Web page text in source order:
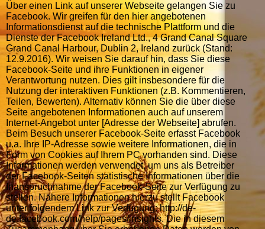
Über einen Link auf unserer Webseite gelangen Sie zu
Facebook. Wir greifen für den hier angebotenen
Informationsdienst auf die technische Plattform und die
Dienste der Facebook Ireland Ltd., 4 Grand Canal Square
Grand Canal Harbour, Dublin 2, Ireland zurück (Stand:
12.9.2016). Wir weisen Sie darauf hin, dass Sie diese
Facebook-Seite und ihre Funktionen in eigener
Verantwortung nutzen. Dies gilt insbesondere für die
Nutzung der interaktiven Funktionen (z.B. Kommentieren,
Teilen, Bewerten). Alternativ können Sie die über diese
Seite angebotenen Informationen auch auf unserem
Internet-Angebot unter [Adresse der Webseite] abrufen.
Beim Besuch unserer Facebook-Seite erfasst Facebook
u.a. Ihre IP-Adresse sowie weitere Informationen, die in
Form von Cookies auf Ihrem PC vorhanden sind. Diese
Informationen werden verwendet, um uns als Betreiber
der Facebook-Seiten statistische Informationen über die
Inanspruchnahme der Facebook-Seite zur Verfügung zu
stellen. Nähere Informationen hierzu stellt Facebook
unter folgendem Link zur Verfügung: http://de-
de.facebook.com/help/pages/insights. Die in diesem